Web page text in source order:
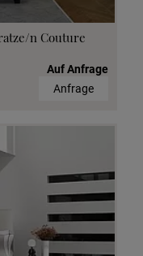
n Couture
Auf Anfrage
Anfrage